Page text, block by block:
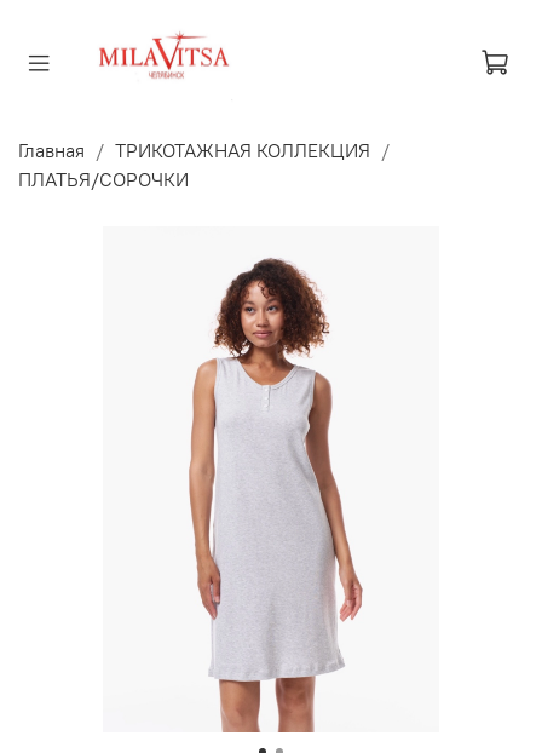
Главная
ТРИКОТАЖНАЯ КОЛЛЕКЦИЯ
ПЛАТЬЯ/СОРОЧКИ